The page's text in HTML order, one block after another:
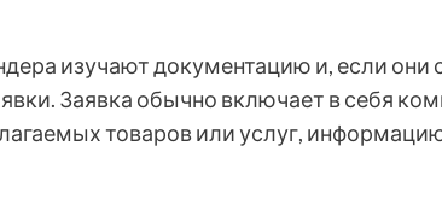
изучают документацию и, если они
Заявка обычно включает в себя
товаров или услуг,